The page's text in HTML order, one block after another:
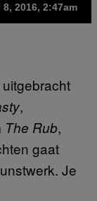
8, 2016, 2:47am
,
The Rub,
gaat
Je